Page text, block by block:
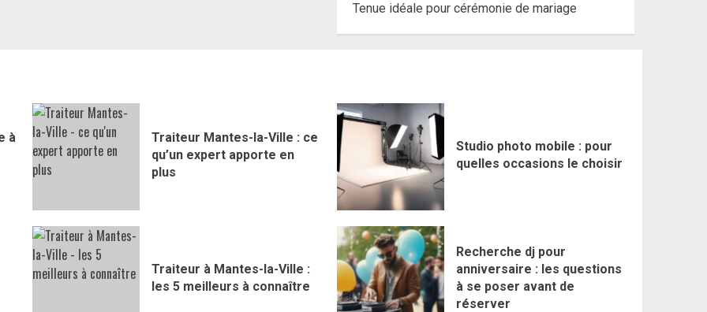
Tenue idéale pour cérémonie de mariage
à
Traiteur Mantes-la-Ville : ce
qu’un expert apporte en
plus
Studio photo mobile : pour
quelles occasions le choisir
Traiteur à Mantes-la-Ville :
les 5 meilleurs à connaître
Recherche dj pour
anniversaire : les questions
à se poser avant de
réserver